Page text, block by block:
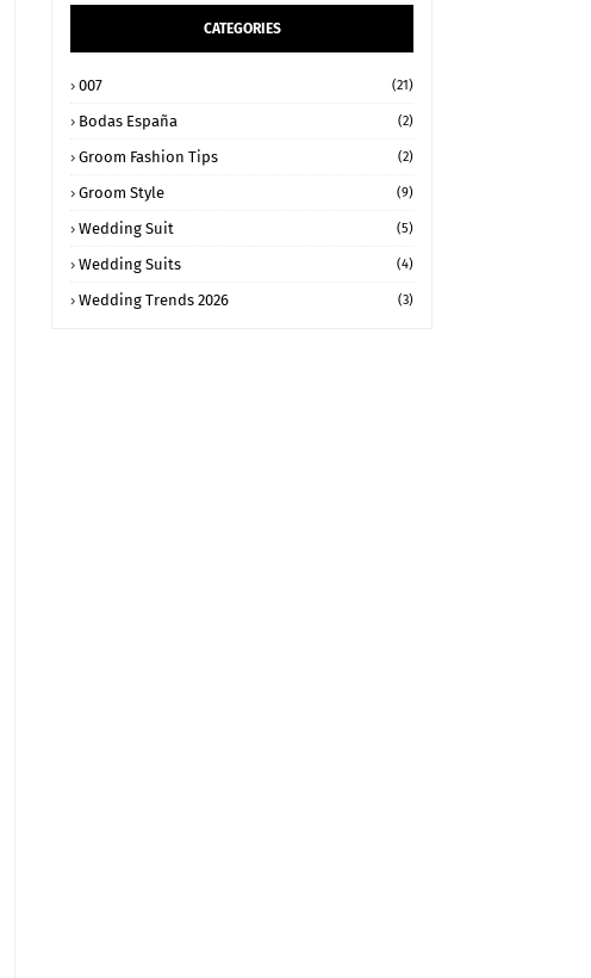
CATEGORIES
007 (21)
Bodas España (2)
Groom Fashion Tips (2)
Groom Style (9)
Wedding Suit (5)
Wedding Suits (4)
Wedding Trends 2026 (3)